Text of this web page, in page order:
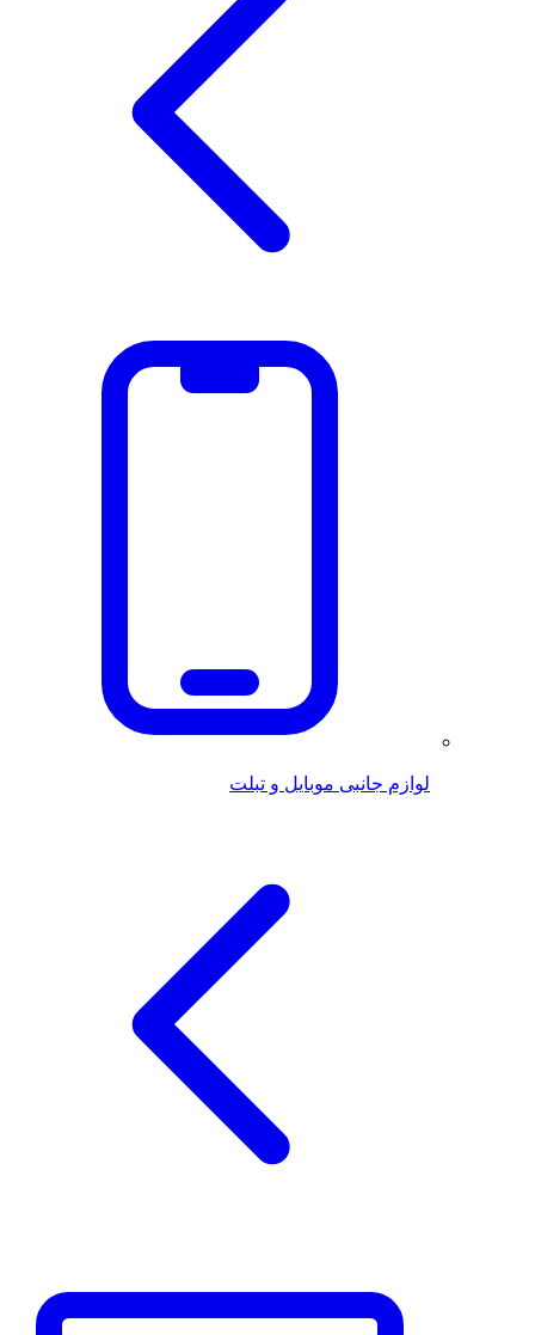
لوازم جانبی موبایل و تبلت